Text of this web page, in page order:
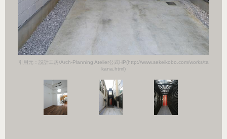
引用元：設計工房/Arch-Planning Atelier公式HP(http://www.sekeikobo.com/works/ta
kana.html)